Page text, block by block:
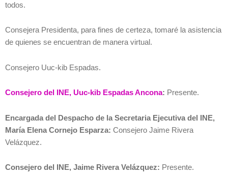
todos.
Consejera Presidenta, para fines de certeza, tomaré la asistencia
de quienes se encuentran de manera virtual.
Consejero Uuc-kib Espadas.
Consejero del INE, Uuc-kib Espadas Ancona: Presente.
Encargada del Despacho de la Secretaria Ejecutiva del INE,
María Elena Cornejo Esparza: Consejero Jaime Rivera
Velázquez.
Consejero del INE, Jaime Rivera Velázquez: Presente.